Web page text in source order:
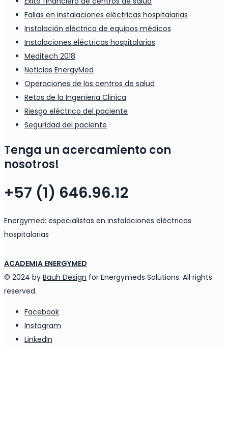
Fallas en instalaciones eléctricas hospitalarias
Instalación eléctrica de equipos médicos
Instalaciones eléctricas hospitalarias
Meditech 2018
Noticias EnergyMed
Operaciones de los centros de salud
Retos de la Ingenieria Clinica
Riesgo eléctrico del paciente
Seguridad del paciente
Tenga un acercamiento con
nosotros!
+57 (1) 646.96.12
Energymed: especialistas en instalaciones eléctricas
hospitalarias
ACADEMIA ENERGYMED
© 2024 by Bauh Design for Energymeds Solutions. All rights
reserved.
Facebook
Instagram
LinkedIn